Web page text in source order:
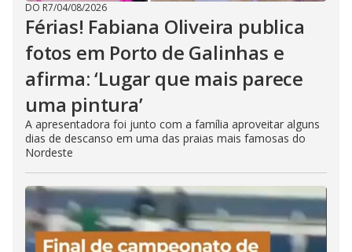
DO R7/04/08/2026
Férias! Fabiana Oliveira publica
fotos em Porto de Galinhas e
afirma: ‘Lugar que mais parece
uma pintura’
A apresentadora foi junto com a família aproveitar alguns
dias de descanso em uma das praias mais famosas do
Nordeste